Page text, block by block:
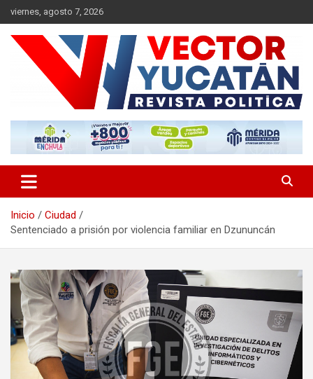
Saltar
al
contenido
viernes, agosto 7, 2026
Vector Yucatán
Inicio
Ciudad
Sentenciado a prisión por violencia familiar en Dzununcán